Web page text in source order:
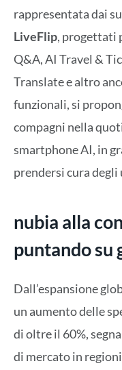
rappresentata dai
LiveFlip, progettati
Q&A, AI Travel &
Translate e altro
funzionali, si
compagni nella
smartphone AI, in
prendersi cura
nubia alla
puntando su
Dall’espansione
un aumento delle
di oltre il 60%,
di mercato in